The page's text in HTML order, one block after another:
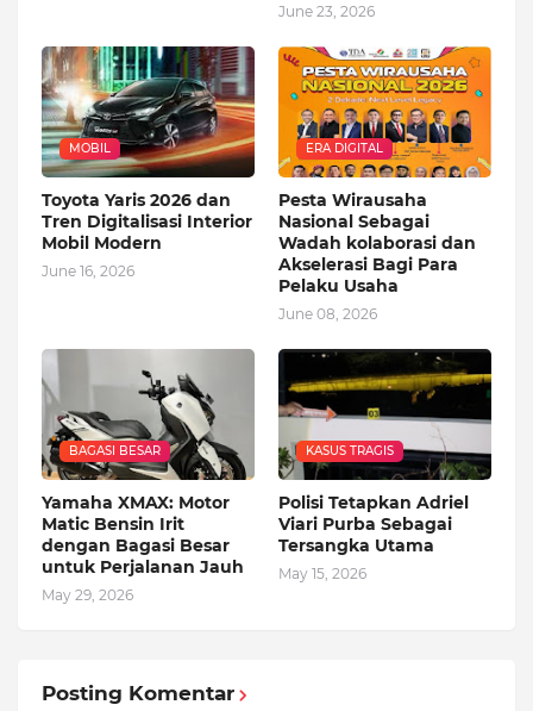
June 23, 2026
MOBIL
Toyota Yaris 2026 dan
Tren Digitalisasi Interior
Mobil Modern
June 16, 2026
ERA DIGITAL
Pesta Wirausaha
Nasional Sebagai
Wadah kolaborasi dan
Akselerasi Bagi Para
Pelaku Usaha
June 08, 2026
BAGASI BESAR
Yamaha XMAX: Motor
Matic Bensin Irit
dengan Bagasi Besar
untuk Perjalanan Jauh
May 29, 2026
KASUS TRAGIS
Polisi Tetapkan Adriel
Viari Purba Sebagai
Tersangka Utama
May 15, 2026
Posting Komentar